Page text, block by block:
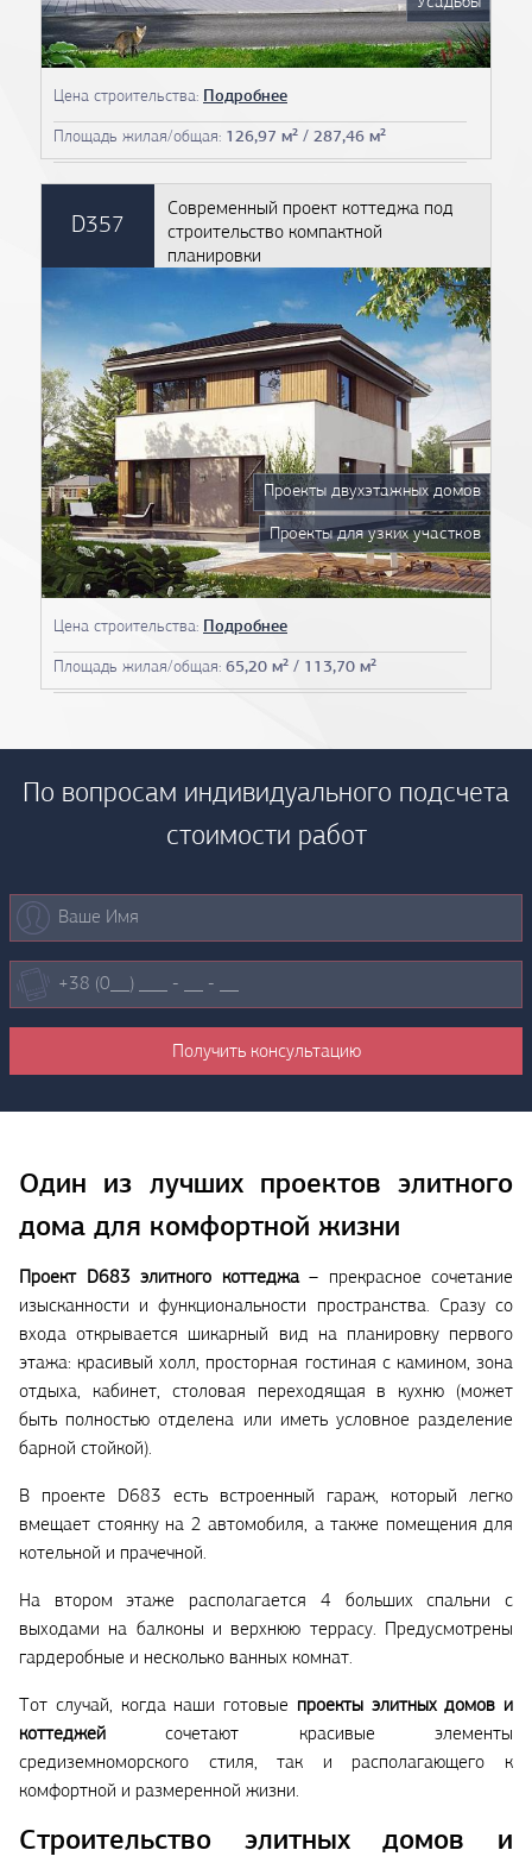
Цена строительства: Подробнее
Площадь жилая/общая: 126,97 м² / 287,46 м²
D357
Современный проект коттеджа под
строительство компактной
планировки
Цена строительства: Подробнее
Площадь жилая/общая: 65,20 м² / 113,70 м²
Проекты двухэтажных домов
Проекты для узких участков
По вопросам индивидуального подсчета
стоимости работ
Один из лучших проектов элитного
дома для комфортной жизни
Проект D683 элитного коттеджа– прекрасное сочетание
изысканности и функциональности пространства. Сразу со
входа открывается шикарный вид на планировку первого
этажа: красивый холл, просторная гостиная с камином, зона
отдыха, кабинет, столовая переходящая в кухню (может
быть полностью отделена или иметь условное разделение
барной стойкой).
В проекте D683 есть встроенный гараж, который легко
вмещает стоянку на 2 автомобиля, а также помещения для
котельной и прачечной.
На втором этаже располагается 4 больших спальни с
выходами на балконы и верхнюю террасу. Предусмотрены
гардеробные и несколько ванных комнат.
Тот случай, когда наши готовые проекты элитных домов и
коттеджей сочетают красивые элементы
средиземноморского стиля, так и располагающего к
комфортной и размеренной жизни.
Строительство элитных домов и